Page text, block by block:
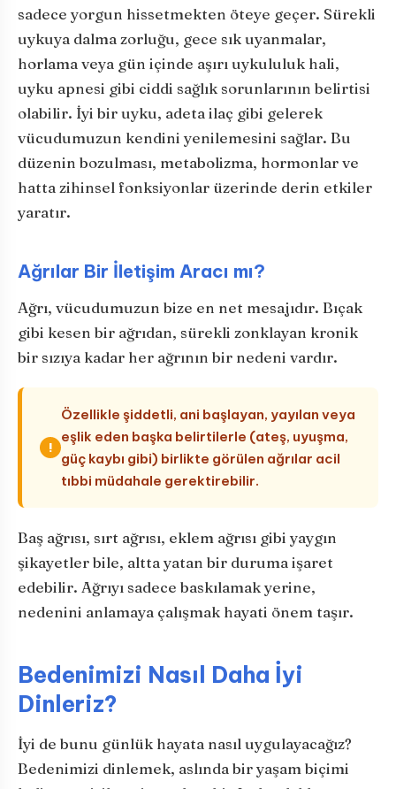
sadece yorgun hissetmekten öteye geçer. Sürekli
uykuya dalma zorluğu, gece sık uyanmalar,
horlama veya gün içinde aşırı uykululuk hali,
uyku apnesi gibi ciddi sağlık sorunlarının belirtisi
olabilir. İyi bir uyku, adeta ilaç gibi gelerek
vücudumuzun kendini yenilemesini sağlar. Bu
düzenin bozulması, metabolizma, hormonlar ve
hatta zihinsel fonksiyonlar üzerinde derin etkiler
yaratır.
Ağrılar Bir İletişim Aracı mı?
Ağrı, vücudumuzun bize en net mesajıdır. Bıçak
gibi kesen bir ağrıdan, sürekli zonklayan kronik
bir sızıya kadar her ağrının bir nedeni vardır.
!
Özellikle şiddetli, ani başlayan, yayılan veya
eşlik eden başka belirtilerle (ateş, uyuşma,
güç kaybı gibi) birlikte görülen ağrılar acil
tıbbi müdahale gerektirebilir.
Baş ağrısı, sırt ağrısı, eklem ağrısı gibi yaygın
şikayetler bile, altta yatan bir duruma işaret
edebilir. Ağrıyı sadece baskılamak yerine,
nedenini anlamaya çalışmak hayati önem taşır.
Bedenimizi Nasıl Daha İyi
Dinleriz?
İyi de bunu günlük hayata nasıl uygulayacağız?
Bedenimizi dinlemek, aslında bir yaşam biçimi